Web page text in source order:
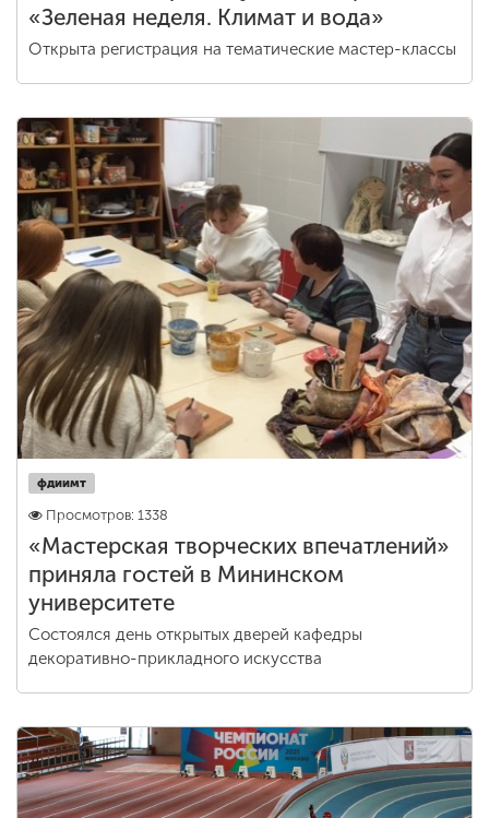
«Зеленая неделя. Климат и вода»
Открыта регистрация на тематические мастер-классы
фдиимт
Просмотров: 1338
«Мастерская творческих впечатлений»
приняла гостей в Мининском
университете
Состоялся день открытых дверей кафедры
декоративно-прикладного искусства